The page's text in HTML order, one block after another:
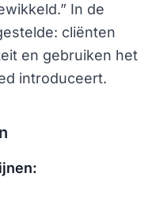
In de
cliënten
en gebruiken het
introduceert.